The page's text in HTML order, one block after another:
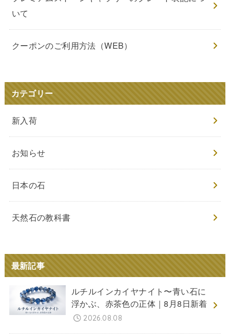
いて
クーポンのご利用方法（WEB）
カテゴリー
新入荷
お知らせ
日本の石
天然石の教科書
最新記事
ルチルインカイヤナイト〜青い石に
浮かぶ、赤茶色の正体｜8月8日新着
2026.08.08